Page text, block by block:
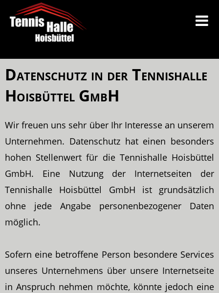
Datenschutz in der Tennishalle
Hoisbüttel GmbH
Wir freuen uns sehr über Ihr Interesse an unserem
Unternehmen. Datenschutz hat einen besonders
hohen Stellenwert für die Tennishalle Hoisbüttel
GmbH. Eine Nutzung der Internetseiten der
Tennishalle Hoisbüttel GmbH ist grundsätzlich
ohne jede Angabe personenbezogener Daten
möglich.
Sofern eine betroffene Person besondere Services
unseres Unternehmens über unsere Internetseite
in Anspruch nehmen möchte, könnte jedoch eine